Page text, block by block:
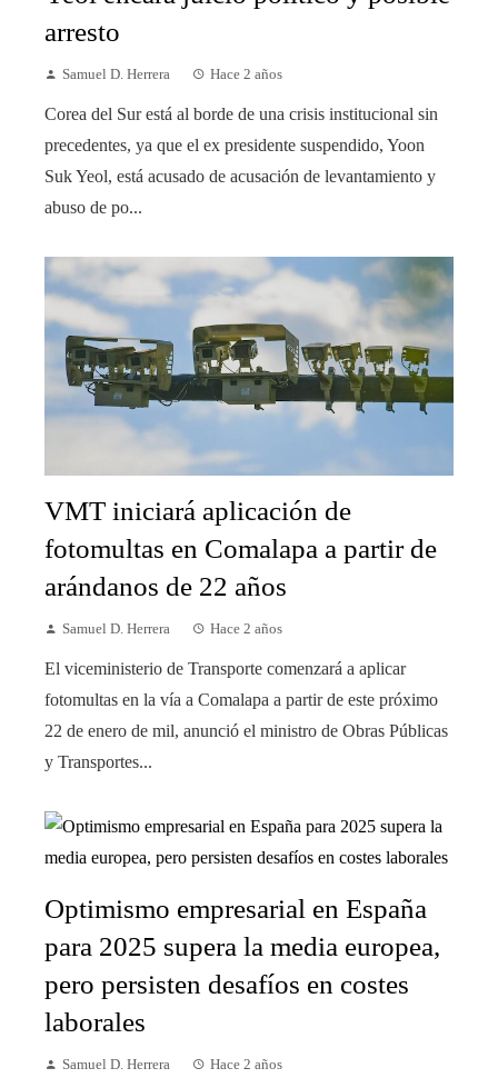
arresto
Samuel D. Herrera Hace 2 años
Corea del Sur está al borde de una crisis institucional sin
precedentes, ya que el ex presidente suspendido, Yoon
Suk Yeol, está acusado de acusación de levantamiento y
abuso de po...
VMT iniciará aplicación de
fotomultas en Comalapa a partir de
arándanos de 22 años
Samuel D. Herrera Hace 2 años
El viceministerio de Transporte comenzará a aplicar
fotomultas en la vía a Comalapa a partir de este próximo
22 de enero de mil, anunció el ministro de Obras Públicas
y Transportes...
Optimismo empresarial en España
para 2025 supera la media europea,
pero persisten desafíos en costes
laborales
Samuel D. Herrera Hace 2 años